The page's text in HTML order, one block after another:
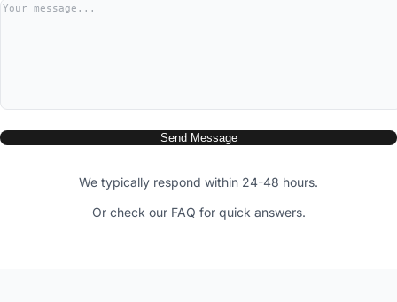
Send Message
We typically respond within 24-48 hours.
Or check our FAQ for quick answers.